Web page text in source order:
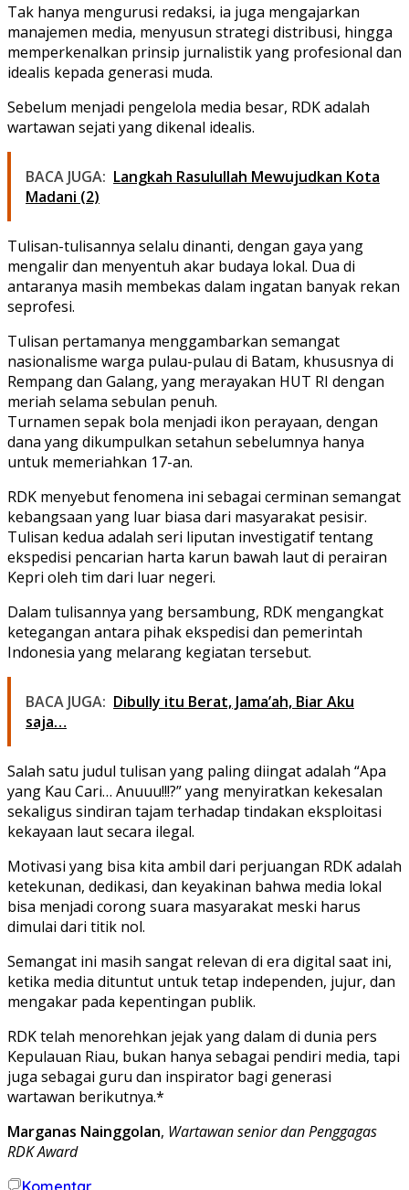
Tak hanya mengurusi redaksi, ia juga mengajarkan
manajemen media, menyusun strategi distribusi, hingga
memperkenalkan prinsip jurnalistik yang profesional dan
idealis kepada generasi muda.
Sebelum menjadi pengelola media besar, RDK adalah
wartawan sejati yang dikenal idealis.
BACA JUGA: Langkah Rasulullah Mewujudkan Kota
Madani (2)
Tulisan-tulisannya selalu dinanti, dengan gaya yang
mengalir dan menyentuh akar budaya lokal. Dua di
antaranya masih membekas dalam ingatan banyak rekan
seprofesi.
Tulisan pertamanya menggambarkan semangat
nasionalisme warga pulau-pulau di Batam, khususnya di
Rempang dan Galang, yang merayakan HUT RI dengan
meriah selama sebulan penuh.
Turnamen sepak bola menjadi ikon perayaan, dengan
dana yang dikumpulkan setahun sebelumnya hanya
untuk memeriahkan 17-an.
RDK menyebut fenomena ini sebagai cerminan semangat
kebangsaan yang luar biasa dari masyarakat pesisir.
Tulisan kedua adalah seri liputan investigatif tentang
ekspedisi pencarian harta karun bawah laut di perairan
Kepri oleh tim dari luar negeri.
Dalam tulisannya yang bersambung, RDK mengangkat
ketegangan antara pihak ekspedisi dan pemerintah
Indonesia yang melarang kegiatan tersebut.
BACA JUGA: Dibully itu Berat, Jama’ah, Biar Aku
saja…
Salah satu judul tulisan yang paling diingat adalah “Apa
yang Kau Cari… Anuuu!!!?” yang menyiratkan kekesalan
sekaligus sindiran tajam terhadap tindakan eksploitasi
kekayaan laut secara ilegal.
Motivasi yang bisa kita ambil dari perjuangan RDK adalah
ketekunan, dedikasi, dan keyakinan bahwa media lokal
bisa menjadi corong suara masyarakat meski harus
dimulai dari titik nol.
Semangat ini masih sangat relevan di era digital saat ini,
ketika media dituntut untuk tetap independen, jujur, dan
mengakar pada kepentingan publik.
RDK telah menorehkan jejak yang dalam di dunia pers
Kepulauan Riau, bukan hanya sebagai pendiri media, tapi
juga sebagai guru dan inspirator bagi generasi
wartawan berikutnya.*
Marganas Nainggolan, Wartawan senior dan Penggagas
RDK Award
Komentar